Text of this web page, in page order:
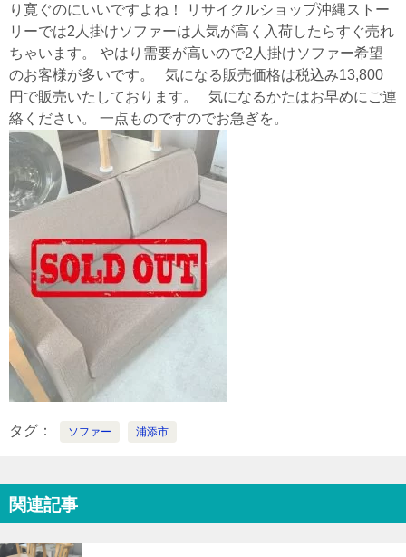
り寛ぐのにいいですよね！ リサイクルショップ沖縄ストー
リーでは2人掛けソファーは人気が高く入荷したらすぐ売れ
ちゃいます。 やはり需要が高いので2人掛けソファー希望
のお客様が多いです。 気になる販売価格は税込み13,800
円で販売いたしております。 気になるかたはお早めにご連
絡ください。 一点ものですのでお急ぎを。
タグ ソファー 浦添市
関連記事